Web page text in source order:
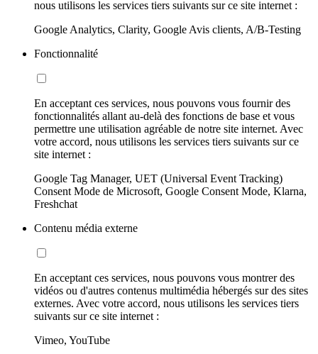
nous utilisons les services tiers suivants sur ce site internet :
Google Analytics, Clarity, Google Avis clients, A/B-Testing
Fonctionnalité
En acceptant ces services, nous pouvons vous fournir des
fonctionnalités allant au-delà des fonctions de base et vous
permettre une utilisation agréable de notre site internet. Avec
votre accord, nous utilisons les services tiers suivants sur ce
site internet :
Google Tag Manager, UET (Universal Event Tracking)
Consent Mode de Microsoft, Google Consent Mode, Klarna,
Freshchat
Contenu média externe
En acceptant ces services, nous pouvons vous montrer des
vidéos ou d'autres contenus multimédia hébergés sur des sites
externes. Avec votre accord, nous utilisons les services tiers
suivants sur ce site internet :
Vimeo, YouTube